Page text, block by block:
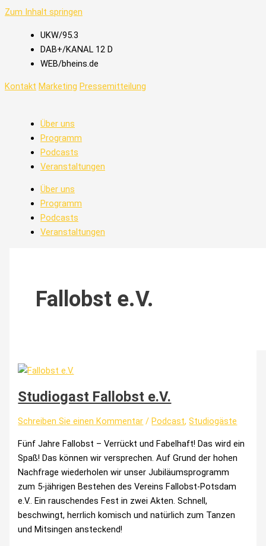
Zum Inhalt springen
UKW/95.3
DAB+/KANAL 12 D
WEB/bheins.de
Kontakt Marketing Pressemitteilung
Über uns
Programm
Podcasts
Veranstaltungen
Über uns
Programm
Podcasts
Veranstaltungen
Fallobst e.V.
Studiogast Fallobst e.V.
Schreiben Sie einen Kommentar /Podcast,Studiogäste
Fünf Jahre Fallobst – Verrückt und Fabelhaft! Das wird ein
Spaß! Das können wir versprechen. Auf Grund der hohen
Nachfrage wiederholen wir unser Jubiläumsprogramm
zum 5-jährigen Bestehen des Vereins Fallobst-Potsdam
e.V.. Ein rauschendes Fest in zwei Akten. Schnell,
beschwingt, herrlich komisch und natürlich zum Tanzen
und Mitsingen ansteckend!